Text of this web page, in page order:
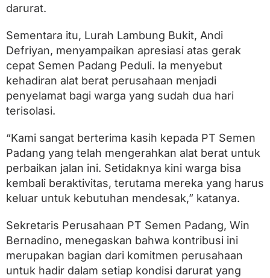
darurat.
Sementara itu, Lurah Lambung Bukit, Andi
Defriyan, menyampaikan apresiasi atas gerak
cepat Semen Padang Peduli. Ia menyebut
kehadiran alat berat perusahaan menjadi
penyelamat bagi warga yang sudah dua hari
terisolasi.
“Kami sangat berterima kasih kepada PT Semen
Padang yang telah mengerahkan alat berat untuk
perbaikan jalan ini. Setidaknya kini warga bisa
kembali beraktivitas, terutama mereka yang harus
keluar untuk kebutuhan mendesak,” katanya.
Sekretaris Perusahaan PT Semen Padang, Win
Bernadino, menegaskan bahwa kontribusi ini
merupakan bagian dari komitmen perusahaan
untuk hadir dalam setiap kondisi darurat yang